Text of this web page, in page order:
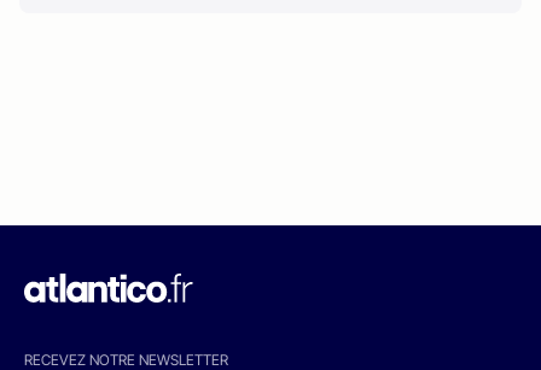
RECEVEZ NOTRE NEWSLETTER